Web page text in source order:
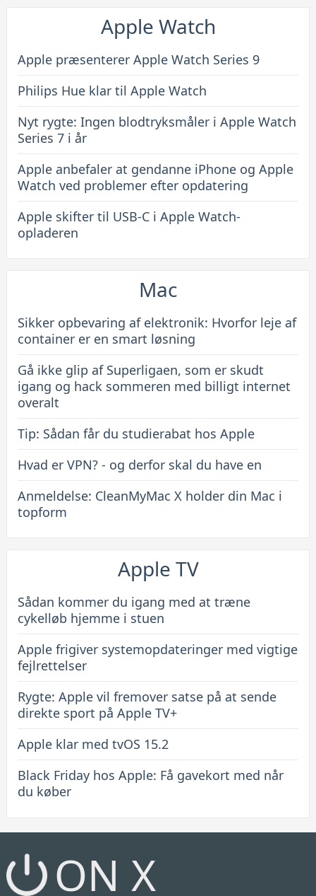
Apple Watch
Apple præsenterer Apple Watch Series 9
Philips Hue klar til Apple Watch
Nyt rygte: Ingen blodtryksmåler i Apple Watch
Series 7 i år
Apple anbefaler at gendanne iPhone og Apple
Watch ved problemer efter opdatering
Apple skifter til USB-C i Apple Watch-
opladeren
Mac
Sikker opbevaring af elektronik: Hvorfor leje af
container er en smart løsning
Gå ikke glip af Superligaen, som er skudt
igang og hack sommeren med billigt internet
overalt
Tip: Sådan får du studierabat hos Apple
Hvad er VPN? - og derfor skal du have en
Anmeldelse: CleanMyMac X holder din Mac i
topform
Apple TV
Sådan kommer du igang med at træne
cykelløb hjemme i stuen
Apple frigiver systemopdateringer med vigtige
fejlrettelser
Rygte: Apple vil fremover satse på at sende
direkte sport på Apple TV+
Apple klar med tvOS 15.2
Black Friday hos Apple: Få gavekort med når
du køber
ON X